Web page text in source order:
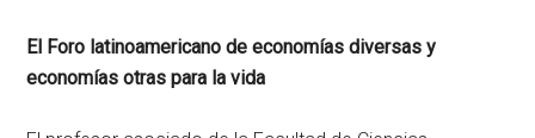
El Foro latinoamericano de economías diversas y
economías otras para la vida